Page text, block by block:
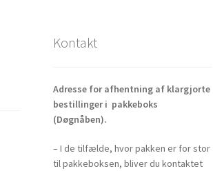
Kontakt
Adresse for afhentning af klargjorte
bestillinger i pakkeboks
(Døgnåben).
– I de tilfælde, hvor pakken er for stor
til pakkeboksen, bliver du kontaktet